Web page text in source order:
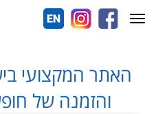
האתר המקצועי
והזמנה של
Toggle
navigation